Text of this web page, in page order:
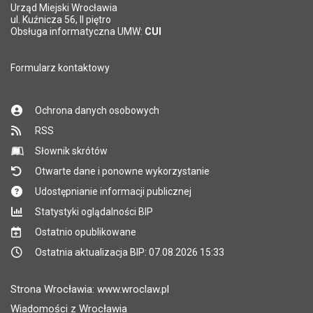
*
Pole wymagane
Urząd Miejski Wrocławia
ul. Kuźnicza 56, II piętro
Obsługa informatyczna UMW: CUI
Formularz kontaktowy
Ochrona danych osobowych
RSS
Słownik skrótów
Otwarte dane i ponowne wykorzystanie
Udostępnianie informacji publicznej
Statystyki oglądalności BIP
Ostatnio opublikowane
Ostatnia aktualizacja BIP: 07.08.2026 15:33
Strona Wrocławia: www.wroclaw.pl
Wiadomości z Wrocławia